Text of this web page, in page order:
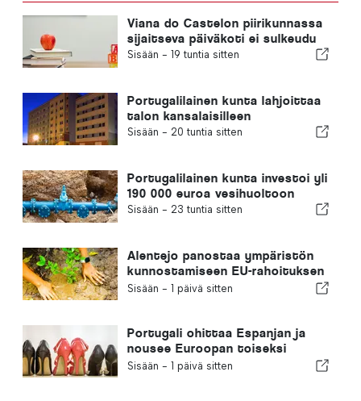
Viana do Castelon piirikunnassa
sijaitseva päiväkoti ei sulkeudu
Sisään - 19 tuntia sitten
Portugalilainen kunta lahjoittaa
talon kansalaisilleen
Sisään - 20 tuntia sitten
Portugalilainen kunta investoi yli
190 000 euroa vesihuoltoon
Sisään - 23 tuntia sitten
Alentejo panostaa ympäristön
kunnostamiseen EU-rahoituksen
avulla
Sisään - 1 päivä sitten
Portugali ohittaa Espanjan ja
nousee Euroopan toiseksi
suurimmaksi jalkineiden
Sisään - 1 päivä sitten